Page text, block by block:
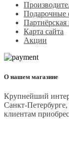
Подарочные
Карта сайта
Акции
О нашем магазине
Крупнейший
Санкт-
клиентам